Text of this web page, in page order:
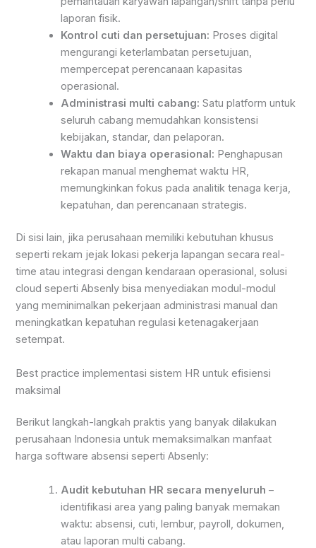
laporan fisik.
Kontrol cuti dan persetujuan: Proses digital
mengurangi keterlambatan persetujuan,
mempercepat perencanaan kapasitas
operasional.
Administrasi multi cabang: Satu platform untuk
seluruh cabang memudahkan konsistensi
kebijakan, standar, dan pelaporan.
Waktu dan biaya operasional: Penghapusan
rekapan manual menghemat waktu HR,
memungkinkan fokus pada analitik tenaga kerja,
kepatuhan, dan perencanaan strategis.
Di sisi lain, jika perusahaan memiliki kebutuhan khusus
seperti rekam jejak lokasi pekerja lapangan secara real-
time atau integrasi dengan kendaraan operasional, solusi
cloud seperti Absenly bisa menyediakan modul-modul
yang meminimalkan pekerjaan administrasi manual dan
meningkatkan kepatuhan regulasi ketenagakerjaan
setempat.
Best practice implementasi sistem HR untuk efisiensi
maksimal
Berikut langkah-langkah praktis yang banyak dilakukan
perusahaan Indonesia untuk memaksimalkan manfaat
harga software absensi seperti Absenly:
Audit kebutuhan HR secara menyeluruh –
identifikasi area yang paling banyak memakan
waktu: absensi, cuti, lembur, payroll, dokumen,
atau laporan multi cabang.